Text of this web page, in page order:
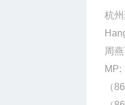
杭
周
MP:
（